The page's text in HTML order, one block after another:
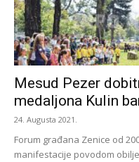
Mesud Pezer
medaljona Kulin
24. Augusta 2021.
Forum građana Zenice od
manifestacije povodom